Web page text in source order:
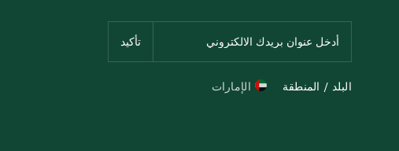
البلد / المنطقة الإمارات